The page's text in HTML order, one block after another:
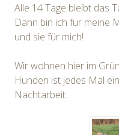
Alle 14 Tage bleibt das
Dann bin ich für meine
und sie für mich!
Wir wohnen hier im
Hunden ist jedes Mal
Nachtarbeit.